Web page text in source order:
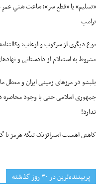
«تسلیم» یا «قطع سر»؛ ساعت شنیِ
ترامپ
نوع دیگری از سرکوب و ارعاب؛
مشروط به استعلام از دادستانی و
بلبشو در مرزهای زمینی ایران و معطل
جمهوری اسلامی حتی با وجود محاصره
ندارد!
کاهش اهمیت استراتژیک تنگه‌ هرمز
پربیننده‌ترین‌ در ۳۰ روز گذشته